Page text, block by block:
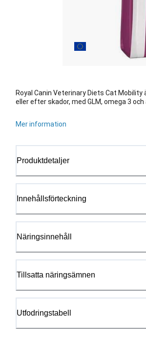
Royal Canin Veterinary Diets Cat
eller efter skador, med GLM, omega 3
Mer information
Produktdetaljer
Innehållsförteckning
Näringsinnehåll
Tillsatta näringsämnen
Utfodringstabell